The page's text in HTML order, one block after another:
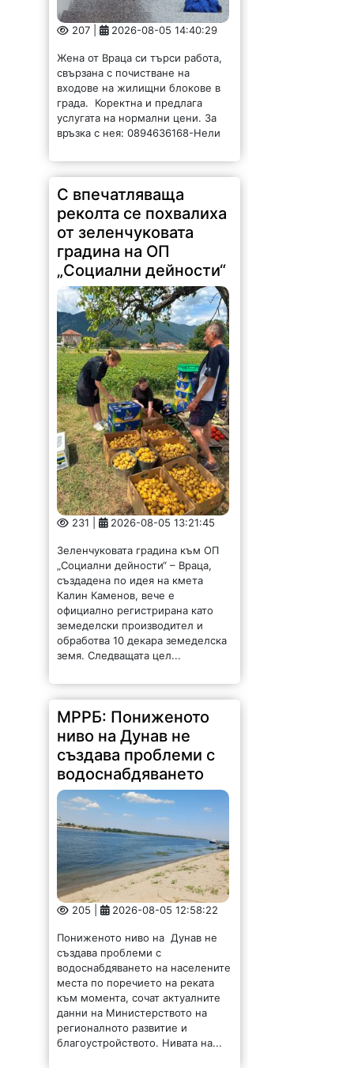
207 | 2026-08-05 14:40:29
Жена от Враца си търси работа,
свързана с почистване на
входове на жилищни блокове в
града. Коректна и предлага
услугата на нормални цени. За
връзка с нея: 0894636168-Нели
С впечатляваща
реколта се похвалиха
от зеленчуковата
градина на ОП
„Социални дейности“
231 | 2026-08-05 13:21:45
Зеленчуковата градина към ОП
„Социални дейности“ – Враца,
създадена по идея на кмета
Калин Каменов, вече е
официално регистрирана като
земеделски производител и
обработва 10 декара земеделска
земя. Следващата цел...
МРРБ: Пониженото
ниво на Дунав не
създава проблеми с
водоснабдяването
205 | 2026-08-05 12:58:22
Пониженото ниво на Дунав не
създава проблеми с
водоснабдяването на населените
места по поречието на реката
към момента, сочат актуалните
данни на Министерството на
регионалното развитие и
благоустройството. Нивата на...